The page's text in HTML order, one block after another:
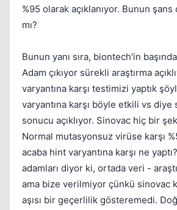
%95 olarak açıklanıyor. Bunun şans
mı?
Bunun yanı sıra, biontech'in
Adam çıkıyor sürekli araştırma
varyantına karşı testimizi yaptık
varyantına karşı böyle etkili vs diye
sonucu açıklıyor. Sinovac hiç bir
Normal mutasyonsuz virüse karşı
acaba hint varyantına karşı ne
adamları diyor ki, ortada veri -
ama bize verilmiyor çünkü sinovac
aşısı bir geçerlilik gösteremedi.